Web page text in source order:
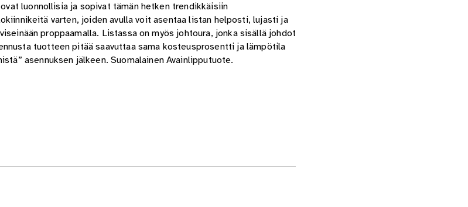
luonnollisia ja sopivat tämän hetken trendikkäisiin
varten, joiden avulla voit asentaa listan helposti, lujasti ja
proppaamalla. Listassa on myös johtoura, jonka sisällä johdot
tuotteen pitää saavuttaa sama kosteusprosentti ja lämpötila
asennuksen jälkeen. Suomalainen Avainlipputuote.